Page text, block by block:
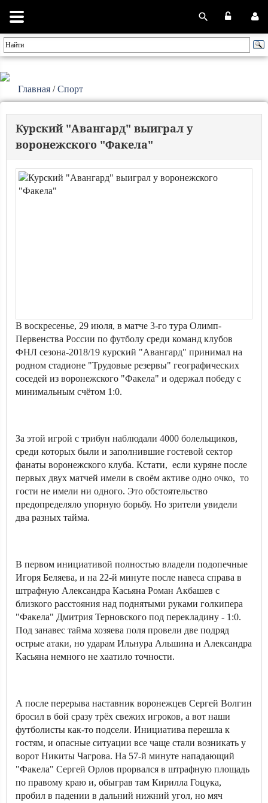
Главная /Спорт
Курский "Авангард" выиграл у
воронежского "Факела"
В воскресенье, 29 июля, в матче 3-го тура Олимп-
Первенства России по футболу среди команд клубов
ФНЛ сезона-2018/19 курский "Авангард" принимал на
родном стадионе "Трудовые резервы" географических
соседей из воронежского "Факела" и одержал победу с
минимальным счётом 1:0.
За этой игрой с трибун наблюдали 4000 болельщиков,
среди которых были и заполнившие гостевой сектор
фанаты воронежского клуба. Кстати, если куряне после
первых двух матчей имели в своём активе одно очко, то
гости не имели ни одного. Это обстоятельство
предопределяло упорную борьбу. Но зрители увидели
два разных тайма.
В первом инициативой полностью владели подопечные
Игоря Беляева, и на 22-й минуте после навеса справа в
штрафную Александра Касьяна Роман Акбашев с
близкого расстояния над поднятыми руками голкипера
"Факела" Дмитрия Терновского под перекладину - 1:0.
Под занавес тайма хозяева поля провели две подряд
острые атаки, но ударам Ильнура Альшина и Александра
Касьяна немного не хаатило точности.
А после перерыва наставник воронежцев Сергей Волгин
бросил в бой сразу трёх свежих игроков, а вот наши
футболисты как-то подсели. Инициатива перешла к
гостям, и опасные ситуации все чаще стали возникать у
ворот Никиты Чагрова. На 57-й минуте нападающий
"Факела" Сергей Орлов прорвался в штрафную площадь
по правому краю и, обыграв там Кирилла Гоцука,
пробил в падении в дальний нижний угол, но мяч